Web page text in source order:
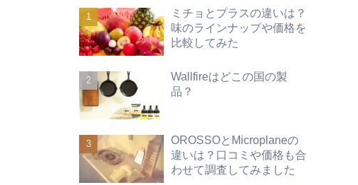
ミチョとプラスの違いは？
味のラインナップや価格を
比較してみた
Wallfireはどこの国の製
品？
OROSSOとMicroplaneの
違いは？口コミや価格も合
わせて調査してみました